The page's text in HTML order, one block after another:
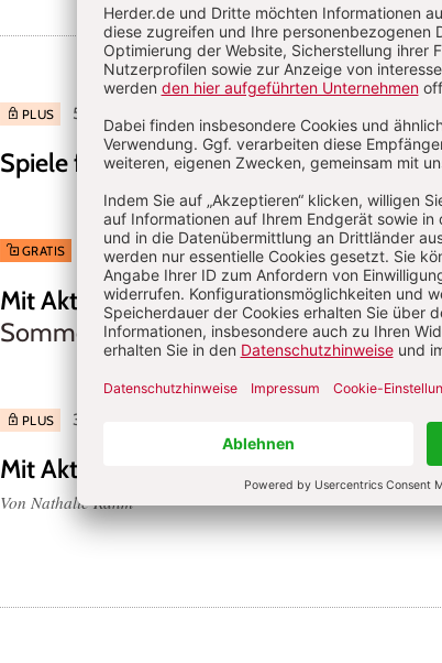
PLUS 5/2026: Wenn Worte auf sich warten lassen:
Spiele für heiße Tage:Jetzt wird's nass!
GRATIS 5/2026: Wenn Worte auf sich warten lassen:
Mit Aktionstabletts durch das Jahr - Teil
Sommer
Von Nathalie Rahm
PLUS 3/2026: Fremdeln & Introvertiertheit: Wenn Nähe
Mit Aktionstabletts durch das Jahr - Teil
Von Nathalie Rahm